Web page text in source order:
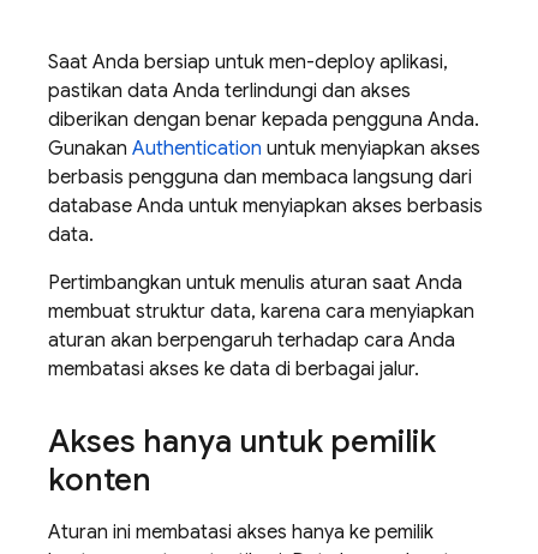
Saat Anda bersiap untuk men-deploy aplikasi,
pastikan data Anda terlindungi dan akses
diberikan dengan benar kepada pengguna Anda.
Gunakan Authentication untuk menyiapkan akses
berbasis pengguna dan membaca langsung dari
database Anda untuk menyiapkan akses berbasis
data.
Pertimbangkan untuk menulis aturan saat Anda
membuat struktur data, karena cara menyiapkan
aturan akan berpengaruh terhadap cara Anda
membatasi akses ke data di berbagai jalur.
Akses hanya untuk pemilik
konten
Aturan ini membatasi akses hanya ke pemilik